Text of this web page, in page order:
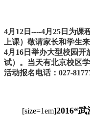
4月12日----4月25日为课
上课）敬请家长和学生
4月16日举办大型校园开
试）。当天有北京校区学
活动报名电话：027-
[size=1em]2016“